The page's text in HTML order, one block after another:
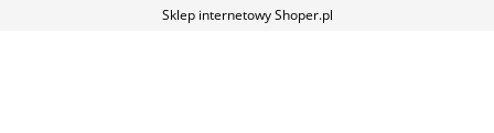
Sklep internetowy Shoper.pl